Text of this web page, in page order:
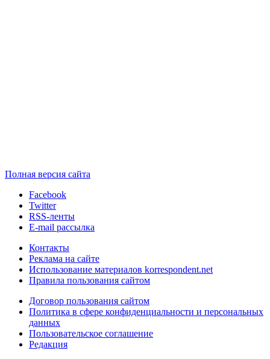
Полная версия сайта
Facebook
Twitter
RSS-ленты
E-mail рассылка
Контакты
Реклама на сайте
Использование материалов korrespondent.net
Правила пользования сайтом
Договор пользования сайтом
Политика в сфере конфиденциальности и персональных
данных
Пользовательское соглашение
Редакция